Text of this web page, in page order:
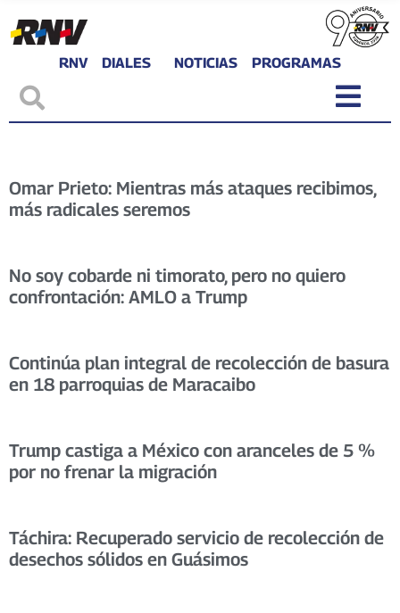
RNV DIALES NOTICIAS PROGRAMAS
Omar Prieto: Mientras más ataques recibimos,
más radicales seremos
No soy cobarde ni timorato, pero no quiero
confrontación: AMLO a Trump
Continúa plan integral de recolección de basura
en 18 parroquias de Maracaibo
Trump castiga a México con aranceles de 5 %
por no frenar la migración
Táchira: Recuperado servicio de recolección de
desechos sólidos en Guásimos